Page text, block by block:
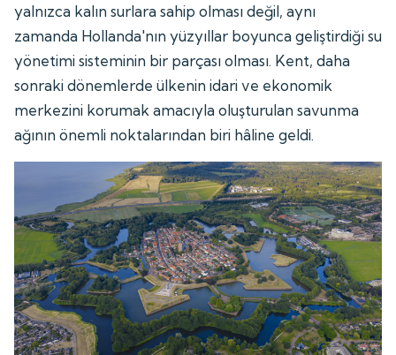
yalnızca kalın surlara sahip olması değil, aynı
zamanda Hollanda'nın yüzyıllar boyunca geliştirdiği su
yönetimi sisteminin bir parçası olması. Kent, daha
sonraki dönemlerde ülkenin idari ve ekonomik
merkezini korumak amacıyla oluşturulan savunma
ağının önemli noktalarından biri hâline geldi.